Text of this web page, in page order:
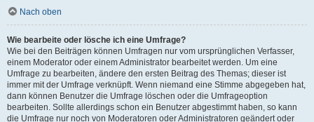
Nach oben
Wie bearbeite oder lösche ich eine Umfrage?
Wie bei den Beiträgen können Umfragen nur vom ursprünglichen Verfasser,
einem Moderator oder einem Administrator bearbeitet werden. Um eine
Umfrage zu bearbeiten, ändere den ersten Beitrag des Themas; dieser ist
immer mit der Umfrage verknüpft. Wenn niemand eine Stimme abgegeben hat,
dann können Benutzer die Umfrage löschen oder die Umfrageoption
bearbeiten. Sollte allerdings schon ein Benutzer abgestimmt haben, so kann
die Umfrage nur noch von Moderatoren oder Administratoren geändert oder